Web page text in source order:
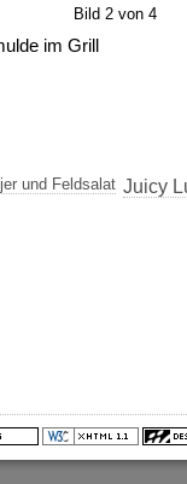
Bild 2 von 4
im Grill
und Feldsalat Juicy